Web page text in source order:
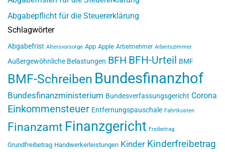
Abgabepflicht für die Steuererklärung
Schlagwörter
Abgabefrist Altersvorsorge App Apple Arbeitnehmer Arbeitszimmer
Außergewöhnliche Belastungen BFH BFH-Urteil BMF
BMF-Schreiben Bundesfinanzhof
Bundesfinanzministerium Bundesverfassungsgericht Corona
Einkommensteuer Entfernungspauschale Fahrtkosten
Finanzamt Finanzgericht Freibetrag
Grundfreibetrag Handwerkerleistungen Kinder Kinderfreibetrag